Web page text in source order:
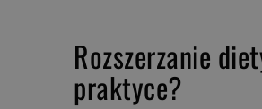
Rozszerzanie
praktyce?